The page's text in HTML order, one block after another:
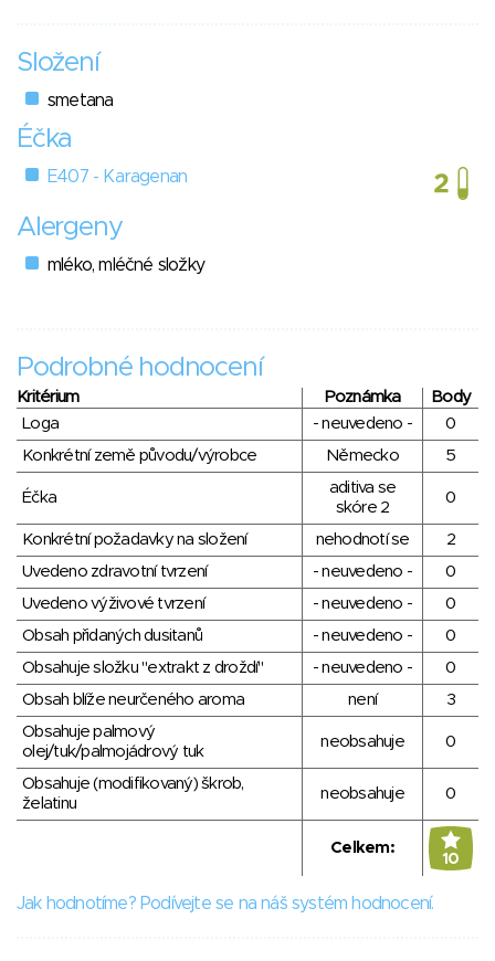
Složení
smetana
Éčka
E407 - Karagenan
Alergeny
mléko, mléčné složky
Podrobné hodnocení
Kritérium Poznámka
Body
Loga
- neuvedeno -
0
Konkrétní země původu/výrobce
Německo 5
Éčka
aditiva se
skóre 2
0
Konkrétní požadavky na složení nehodnotí se
2
Uvedeno zdravotní tvrzení
- neuvedeno -
0
Uvedeno výživové tvrzení
- neuvedeno -
0
Obsah přidaných dusitanů
- neuvedeno -
0
Obsahuje složku "extrakt z droždí"
- neuvedeno -
0
Obsah blíže neurčeného aroma
není
3
Obsahuje palmový
olej/tuk/palmojádrový tuk
neobsahuje 0
Obsahuje (modifikovaný) škrob,
želatinu
neobsahuje 0
Celkem:
10
Jak hodnotíme? Podívejte se na náš systém hodnocení.